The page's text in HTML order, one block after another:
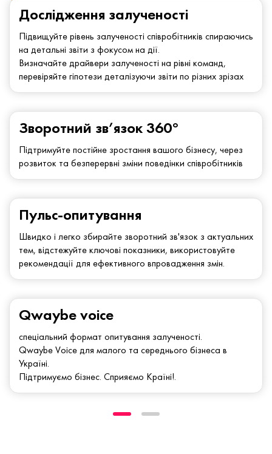
Дослідження залученості
Підвищуйте рівень залученості співробітників спираючись
на детальні звіти з фокусом на дії.
Визначайте драйвери залученості на рівні команд,
перевіряйте гіпотези деталізуючи звіти по різних зрізах
Зворотний зв’язок 360°
Підтримуйте постійне зростання вашого бізнесу, через
розвиток та безперервні зміни поведінки співробітників
Qwaybe voice
спеціальний формат опитування залученості.
Qwaybe Voice для малого та середнього бізнеса в
Україні.
Підтримуємо бізнес. Сприяємо Країні!.
Пульс-опитування
Швидко і легко збирайте зворотний зв'язок з актуальних
тем, відстежуйте ключові показники, використовуйте
рекомендації для ефективного впровадження змін.